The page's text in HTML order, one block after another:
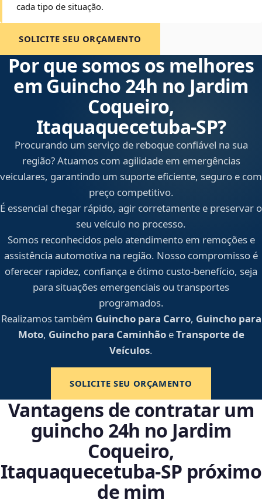
cada tipo de situação.
SOLICITE SEU ORÇAMENTO
Por que somos os melhores
em Guincho 24h no Jardim
Coqueiro,
Itaquaquecetuba‑SP?
Procurando um serviço de reboque confiável na sua
região? Atuamos com agilidade em emergências
veiculares, garantindo um suporte eficiente, seguro e com
preço competitivo.
É essencial chegar rápido, agir corretamente e preservar o
seu veículo no processo.
Somos reconhecidos pelo atendimento em remoções e
assistência automotiva na região. Nosso compromisso é
oferecer rapidez, confiança e ótimo custo-benefício, seja
para situações emergenciais ou transportes
programados.
Realizamos também Guincho para Carro, Guincho para
Moto, Guincho para CaminhãoeTransporte de
Veículos.
SOLICITE SEU ORÇAMENTO
Vantagens de contratar um
guincho 24h no Jardim
Coqueiro,
Itaquaquecetuba‑SP próximo
de mim